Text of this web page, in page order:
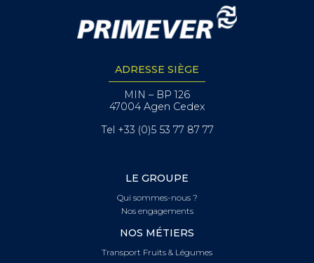
ADRESSE SIÈGE
MIN – BP 126
47004 Agen Cedex
Tel +33 (0)5 53 77 87 77
LE GROUPE
Qui sommes-nous ?
Nos engagements
NOS MÉTIERS
Transport Fruits & Légumes